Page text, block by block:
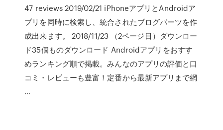
47 reviews 2019/02/21 iPhoneアプリとAndroidア
プリを同時に検索し、統合されたブログパーツを作
成出来ます。 2018/11/23 （2ページ目）ダウンロー
ド35個ものダウンロード Androidアプリをおすす
めランキング順で掲載。みんなのアプリの評価と口
コミ・レビューも豊富！定番から最新アプリまで網
…